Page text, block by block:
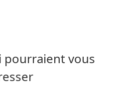
pourraient vous